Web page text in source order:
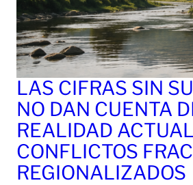
LAS CIFRAS SIN
NO DAN CUENTA
REALIDAD
CONFLICTOS
REGIONALIZADOS